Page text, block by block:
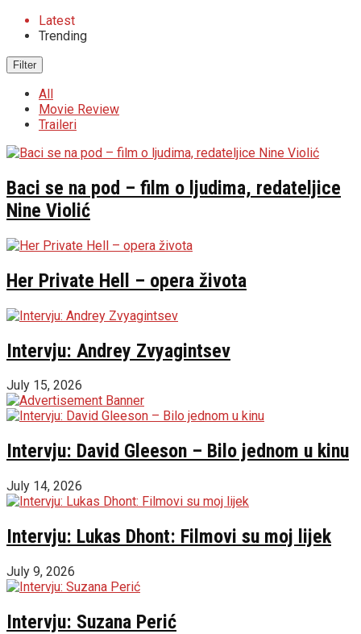
Latest
Trending
Filter
All
Movie Review
Traileri
Baci se na pod – film o ljudima, redateljice
Nine Violić
Her Private Hell – opera života
Intervju: Andrey Zvyagintsev
July 15, 2026
Intervju: David Gleeson – Bilo jednom u kinu
July 14, 2026
Intervju: Lukas Dhont: Filmovi su moj lijek
July 9, 2026
Intervju: Suzana Perić